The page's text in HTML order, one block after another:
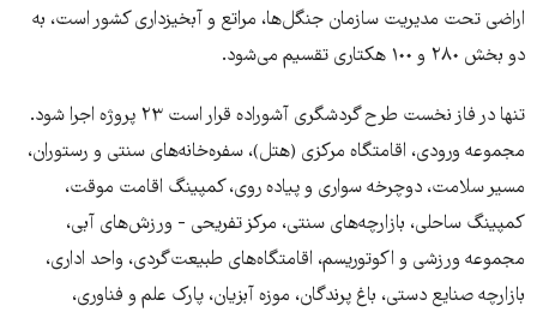
اراضی تحت مدیریت سازمان جنگل‌ها، مراتع و آبخیزداری کشور است، به
دو بخش ٢٨٠ و ١٠٠ هکتاری تقسیم می‌شود.
تنها در فاز نخست طرح گردشگری آشوراده قرار است ٢٣ پروژه اجرا شود.
مجموعه ورودی، اقامتگاه مرکزی (هتل)، سفره‌خانه‌های سنتی و رستوران،
مسیر سلامت، دوچرخه سواری و پیاده روی، کمپینگ اقامت موقت،
کمپینگ ساحلی، بازارچه‌های سنتی، مرکز تفریحی - ورزش‌های آبی،
مجموعه ورزشی و اکوتوریسم، اقامتگاه‌های طبیعت‌گردی، واحد اداری،
بازارچه صنایع دستی، باغ پرندگان، موزه آبزیان، پارک علم و فناوری،